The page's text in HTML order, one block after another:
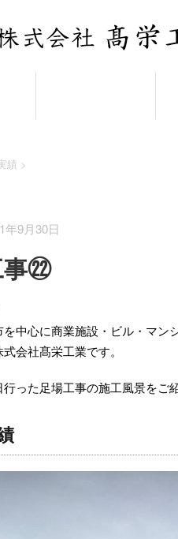
績 >
年9月30日
㉒
中心に商業施設・ビル・マン
会社髙栄工業です。
った足場工事の施工風景をご